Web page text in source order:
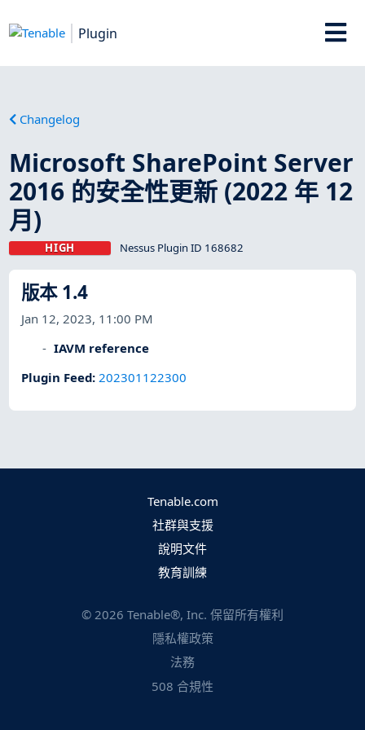
Plugin
Changelog
Microsoft SharePoint Server
2016 的安全性更新 (2022 年 12
月)
HIGH Nessus Plugin ID 168682
版本 1.4
Jan 12, 2023, 11:00 PM
IAVM reference
Plugin Feed:202301122300
Tenable.com
社群與支援
說明文件
教育訓練
© 2026 Tenable®, Inc. 保留所有權利
隱私權政策
法務
508 合規性